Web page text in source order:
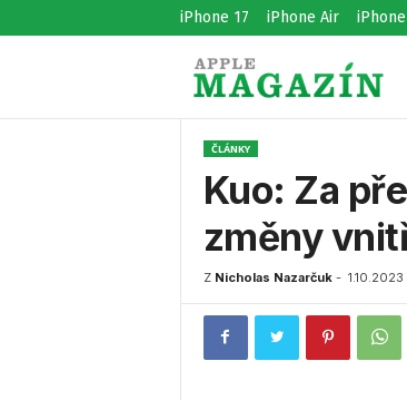
iPhone 17 iPhone Air
ČLÁNKY
Kuo: Za
změny
Z Nicholas Nazarčuk- 1.10.2023